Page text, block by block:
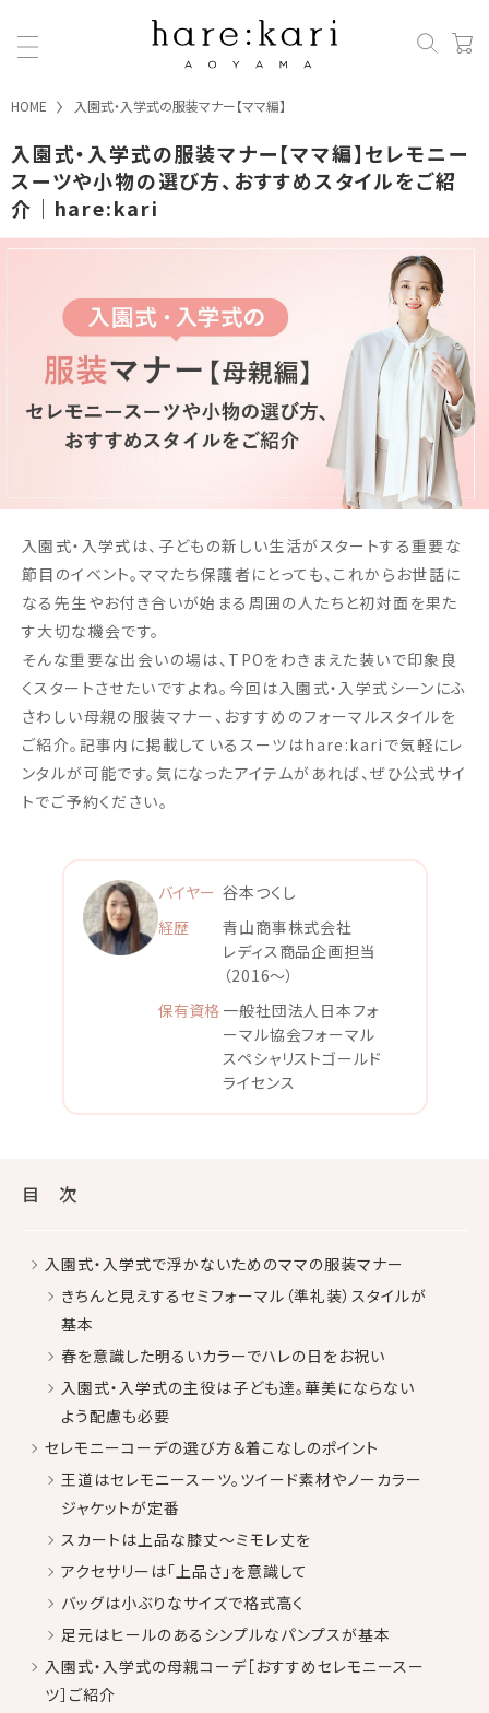
HOME 入園式・入学式の服装マナー【ママ編】
入園式・入学式の服装マナー【ママ編】セレモニー
スーツや小物の選び方、おすすめスタイルをご紹
介｜hare:kari
入園式・入学式は、子どもの新しい生活がスタートする重要な
節目のイベント。ママたち保護者にとっても、これからお世話に
なる先生やお付き合いが始まる周囲の人たちと初対面を果た
す大切な機会です。
そんな重要な出会いの場は、TPOをわきまえた装いで印象良
くスタートさせたいですよね。今回は入園式・入学式シーンにふ
さわしい母親の服装マナー、おすすめのフォーマルスタイルを
ご紹介。記事内に掲載しているスーツはhare:kariで気軽にレ
ンタルが可能です。気になったアイテムがあれば、ぜひ公式サイ
トでご予約ください。
バイヤー 谷本つくし
経歴
青山商事株式会社
レディス商品企画担当
（2016〜）
保有資格 一般社団法人日本フォ
ーマル協会フォーマル
スペシャリストゴールド
ライセンス
目 次
入園式・入学式で浮かないためのママの服装マナー
きちんと見えするセミフォーマル（準礼装）スタイルが
基本
春を意識した明るいカラーでハレの日をお祝い
入園式・入学式の主役は子ども達。華美にならない
よう配慮も必要
セレモニーコーデの選び方＆着こなしのポイント
王道はセレモニースーツ。ツイード素材やノーカラー
ジャケットが定番
スカートは上品な膝丈～ミモレ丈を
アクセサリーは「上品さ」を意識して
バッグは小ぶりなサイズで格式高く
足元はヒールのあるシンプルなパンプスが基本
入園式・入学式の母親コーデ［おすすめセレモニースー
ツ］ご紹介